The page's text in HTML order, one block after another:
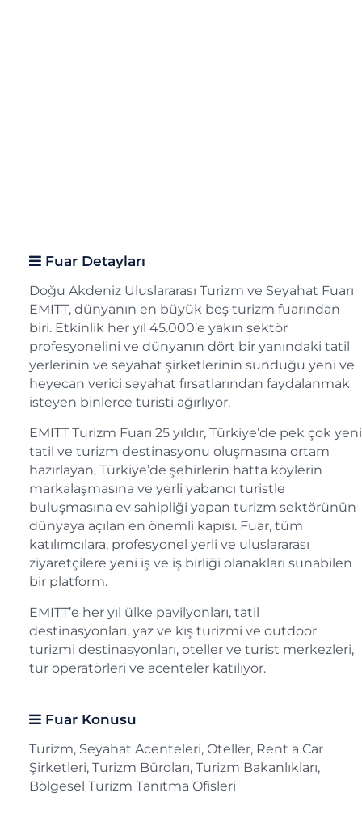
Fuar Detayları
Doğu Akdeniz Uluslararası Turizm ve Seyahat Fuarı
EMITT, dünyanın en büyük beş turizm fuarından
biri. Etkinlik her yıl 45.000’e yakın sektör
profesyonelini ve dünyanın dört bir yanındaki tatil
yerlerinin ve seyahat şirketlerinin sunduğu yeni ve
heyecan verici seyahat fırsatlarından faydalanmak
isteyen binlerce turisti ağırlıyor.
EMITT Turizm Fuarı 25 yıldır, Türkiye’de pek çok yeni
tatil ve turizm destinasyonu oluşmasına ortam
hazırlayan, Türkiye’de şehirlerin hatta köylerin
markalaşmasına ve yerli yabancı turistle
buluşmasına ev sahipliği yapan turizm sektörünün
dünyaya açılan en önemli kapısı. Fuar, tüm
katılımcılara, profesyonel yerli ve uluslararası
ziyaretçilere yeni iş ve iş birliği olanakları sunabilen
bir platform.
EMITT’e her yıl ülke pavilyonları, tatil
destinasyonları, yaz ve kış turizmi ve outdoor
turizmi destinasyonları, oteller ve turist merkezleri,
tur operatörleri ve acenteler katılıyor.
Fuar Konusu
Turizm, Seyahat Acenteleri, Oteller, Rent a Car
Şirketleri, Turizm Büroları, Turizm Bakanlıkları,
Bölgesel Turizm Tanıtma Ofisleri